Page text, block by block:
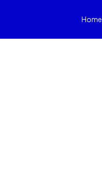
Home